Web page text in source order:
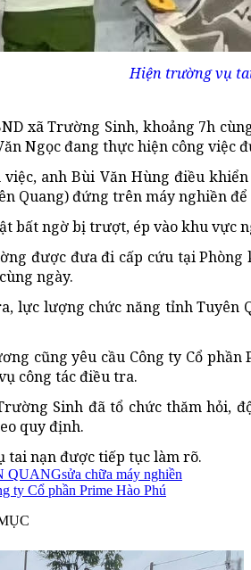
Hiện trường vụ
xã Trường Sinh, khoảng 7h
Ngọc đang thực hiện công việc
anh Bùi Văn Hùng điều
Quang) đứng trên máy nghiền
bất ngờ bị trượt, ép vào khu vực
được đưa đi cấp cứu tại
ngày.
lực lượng chức năng tỉnh
cũng yêu cầu Công ty Cổ
công tác điều tra.
Sinh đã tổ chức thăm hỏi,
quy định.
tai nạn được tiếp tục làm rõ.
QUANGsửa chữa máy nghiền
ty Cổ phần Prime Hào Phú